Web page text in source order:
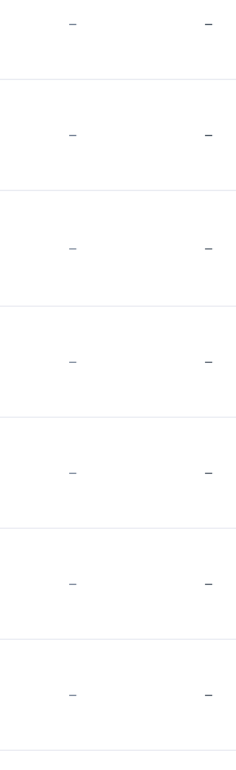
– –
– –
– –
– –
– –
– –
– –